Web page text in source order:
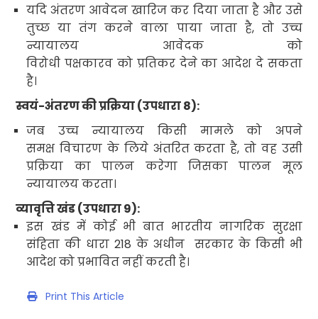
यदि अंतरण आवेदन खारिज कर दिया जाता है और उसे
तुच्छ या तंग करने वाला पाया जाता है, तो उच्च
न्यायालय आवेदक को
विरोधी पक्षकारव को प्रतिकर देने का आदेश दे सकता
है।
स्वयं-अंतरण की प्रक्रिया (उपधारा8):
जब उच्च न्यायालय किसी मामले को अपने
समक्ष विचारण के लिये अंतरित करता है,तो वह उसी
प्रक्रिया का पालन करेगा जिसका पालन मूल
न्यायालय करता।
व्यावृत्ति खंड (उपधारा9):
इस खंड में कोई भी बात भारतीय नागरिक सुरक्षा
संहिता की धारा218के अधीन सरकार के किसी भी
आदेश को प्रभावित नहीं करती है।
Print This Article